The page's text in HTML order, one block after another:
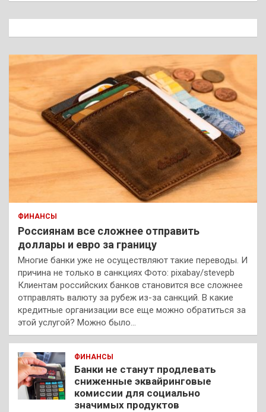
к
ФИНАНСЫ
Россиянам все сложнее отправить
доллары и евро за границу
Многие банки уже не осуществляют такие переводы. И
причина не только в санкциях Фото: pixabay/stevepb
Клиентам российских банков становится все сложнее
отправлять валюту за рубеж из-за санкций. В какие
кредитные организации все еще можно обратиться за
этой услугой? Можно было…
ФИНАНСЫ
Банки не станут продлевать
сниженные эквайринговые
комиссии для социально
значимых продуктов